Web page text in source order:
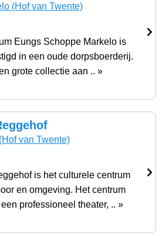
(Hof van Twente)
Eungs Schoppe Markelo is
in een oude dorpsboerderij.
grote collectie aan .. »
(Hof van Twente)
is het culturele centrum
en omgeving. Het centrum
een professioneel theater, .. »